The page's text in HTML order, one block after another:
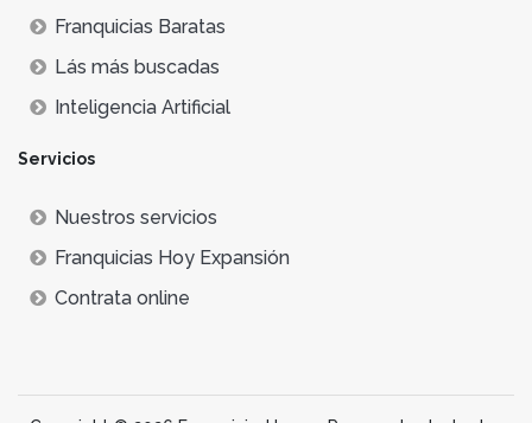
Franquicias Baratas
Lás más buscadas
Inteligencia Artificial
Servicios
Nuestros servicios
Franquicias Hoy Expansión
Contrata online